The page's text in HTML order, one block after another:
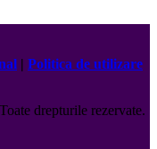
| Politica de utilizare
drepturile rezervate.